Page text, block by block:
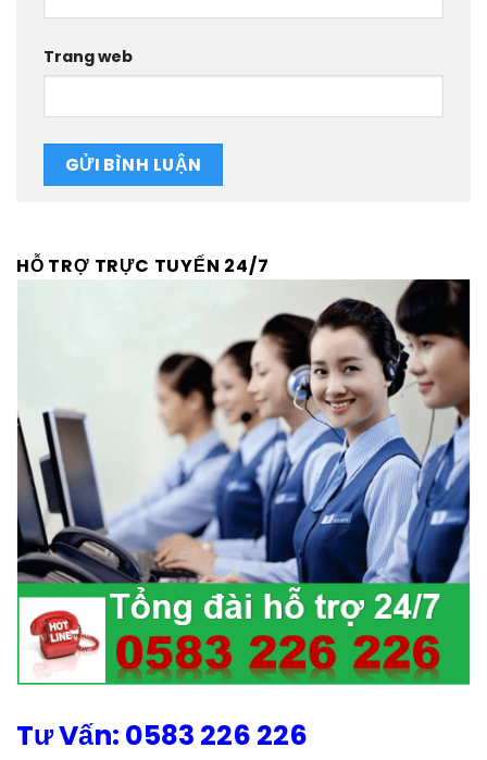
Trang web
HỖ TRỢ TRỰC TUYẾN 24/7
Tư Vấn: 0583 226 226